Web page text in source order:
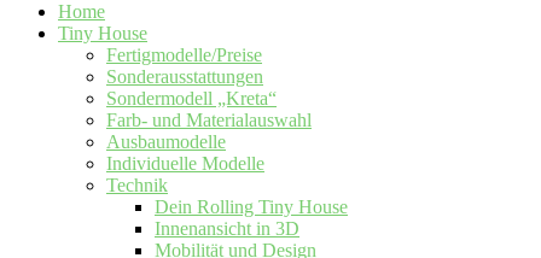
Home
Tiny House
Fertigmodelle/Preise
Sonderausstattungen
Sondermodell „Kreta“
Farb- und Materialauswahl
Ausbaumodelle
Individuelle Modelle
Technik
Dein Rolling Tiny House
Innenansicht in 3D
Mobilität und Design